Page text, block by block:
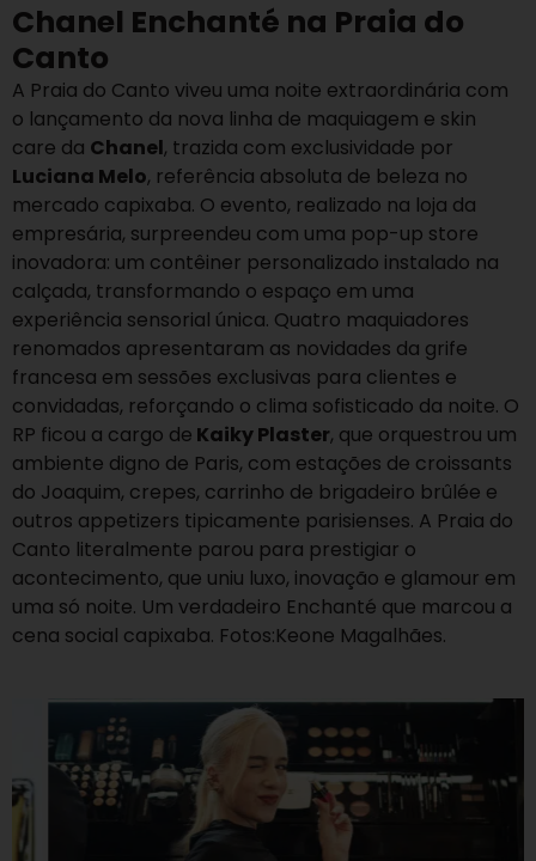
Chanel Enchanté na Praia do
Canto
A Praia do Canto viveu uma noite extraordinária com
o lançamento da nova linha de maquiagem e skin
care da Chanel, trazida com exclusividade por
Luciana Melo, referência absoluta de beleza no
mercado capixaba. O evento, realizado na loja da
empresária, surpreendeu com uma pop-up store
inovadora: um contêiner personalizado instalado na
calçada, transformando o espaço em uma
experiência sensorial única. Quatro maquiadores
renomados apresentaram as novidades da grife
francesa em sessões exclusivas para clientes e
convidadas, reforçando o clima sofisticado da noite. O
RP ficou a cargo de Kaiky Plaster, que orquestrou um
ambiente digno de Paris, com estações de croissants
do Joaquim, crepes, carrinho de brigadeiro brûlée e
outros appetizers tipicamente parisienses. A Praia do
Canto literalmente parou para prestigiar o
acontecimento, que uniu luxo, inovação e glamour em
uma só noite. Um verdadeiro Enchanté que marcou a
cena social capixaba. Fotos:Keone Magalhães.